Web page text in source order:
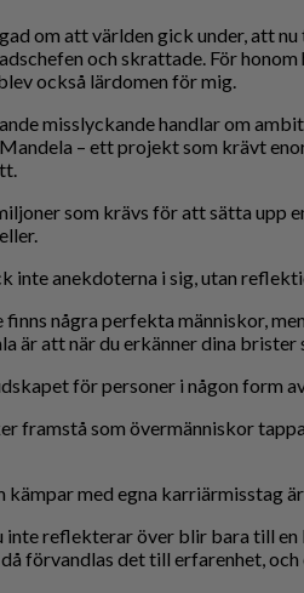
om att världen gick under, att
och skrattade. För
också lärdomen för mig.
misslyckande handlar om
– ett projekt som krävt
som krävs för att sätta upp
inte anekdoterna i sig, utan
några perfekta människor,
är att när du erkänner dina
för personer i någon form
framstå som övermänniskor
kämpar med egna karriärmisstag
inte reflekterar över blir bara till en
förvandlas det till erfarenhet,